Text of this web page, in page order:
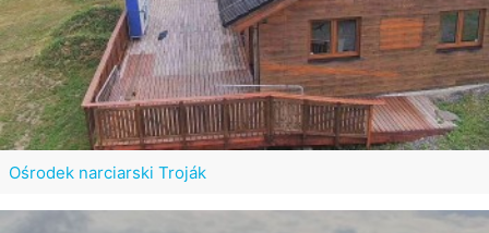
Ośrodek narciarski Troják